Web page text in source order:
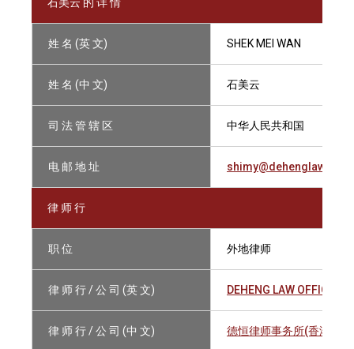
姓 名 (英 文) SHEK MEI WAN
姓 名 (中 文) 石美云
司 法 管 辖 区 中华人民共和国
电 邮 地 址 shimy@dehenglaw.com
律 师 行
职 位 外地律师
律 师 行 / 公 司 (英 文) DEHENG LAW OFFICES
律 师 行 / 公 司 (中 文) 德恒律师事务所(香港)有